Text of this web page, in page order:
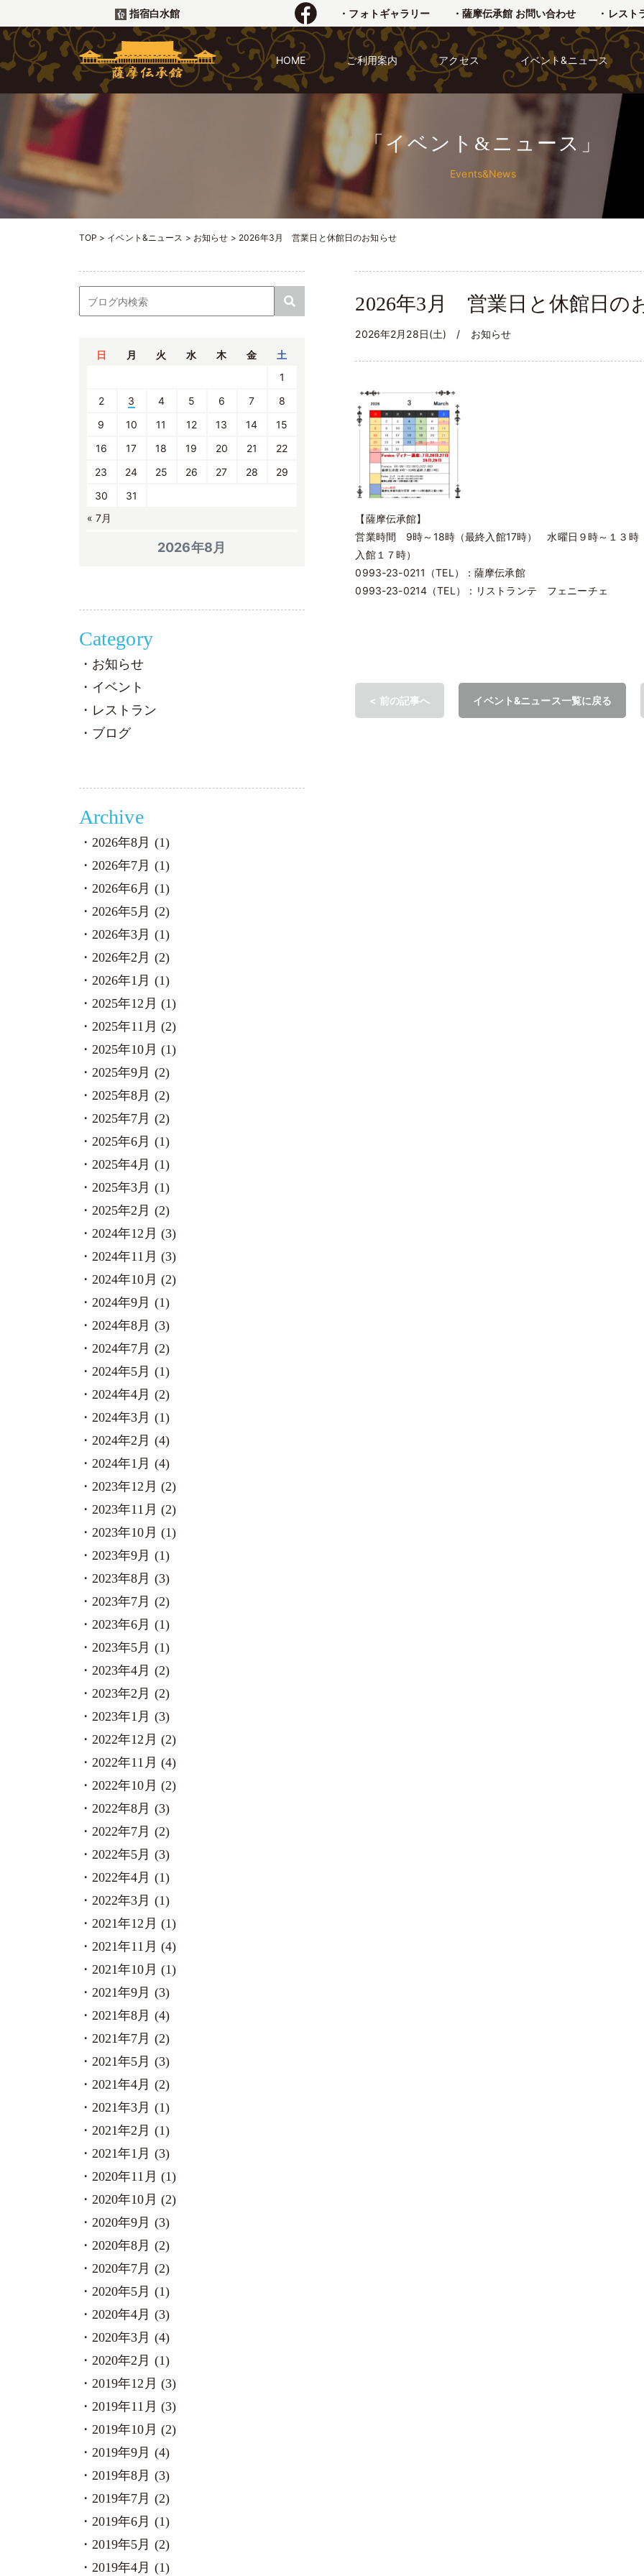
指宿白水館 ・フォトギャラリー ・薩摩伝承館 お問い合わせ ・レスト
HOME ご利用案内 アクセス イベント&ニュース
「イベント&ニュース」
Events&News
TOP > イベント&ニュース > お知らせ > 2026年3月 営業日と休館日のお知らせ
2026年3月 営業日と休館日の
2026年2月28日(土) / お知らせ
【薩摩伝承館】
営業時間 9時～18時（最終入館17時） 水曜日９時～１３
入館１７時）
0993-23-0211（TEL）：薩摩伝承館
0993-23-0214（TEL）：リストランテ フェニーチェ
< 前の記事へ イベント&ニュース一覧に戻る
2026年8月
日 月 火 水 木 金 土
« 7月
1
2
3 4 5 6 7
8
9
10 11 12 13 14
15
16
17 18 19 20 21
22
23
24 25 26 27 28
29
30
31
Category
お知らせ
イベント
レストラン
ブログ
Archive
2026年8月 (1)
2026年7月 (1)
2026年6月 (1)
2026年5月 (2)
2026年3月 (1)
2026年2月 (2)
2026年1月 (1)
2025年12月 (1)
2025年11月 (2)
2025年10月 (1)
2025年9月 (2)
2025年8月 (2)
2025年7月 (2)
2025年6月 (1)
2025年4月 (1)
2025年3月 (1)
2025年2月 (2)
2024年12月 (3)
2024年11月 (3)
2024年10月 (2)
2024年9月 (1)
2024年8月 (3)
2024年7月 (2)
2024年5月 (1)
2024年4月 (2)
2024年3月 (1)
2024年2月 (4)
2024年1月 (4)
2023年12月 (2)
2023年11月 (2)
2023年10月 (1)
2023年9月 (1)
2023年8月 (3)
2023年7月 (2)
2023年6月 (1)
2023年5月 (1)
2023年4月 (2)
2023年2月 (2)
2023年1月 (3)
2022年12月 (2)
2022年11月 (4)
2022年10月 (2)
2022年8月 (3)
2022年7月 (2)
2022年5月 (3)
2022年4月 (1)
2022年3月 (1)
2021年12月 (1)
2021年11月 (4)
2021年10月 (1)
2021年9月 (3)
2021年8月 (4)
2021年7月 (2)
2021年5月 (3)
2021年4月 (2)
2021年3月 (1)
2021年2月 (1)
2021年1月 (3)
2020年11月 (1)
2020年10月 (2)
2020年9月 (3)
2020年8月 (2)
2020年7月 (2)
2020年5月 (1)
2020年4月 (3)
2020年3月 (4)
2020年2月 (1)
2019年12月 (3)
2019年11月 (3)
2019年10月 (2)
2019年9月 (4)
2019年8月 (3)
2019年7月 (2)
2019年6月 (1)
2019年5月 (2)
2019年4月 (1)